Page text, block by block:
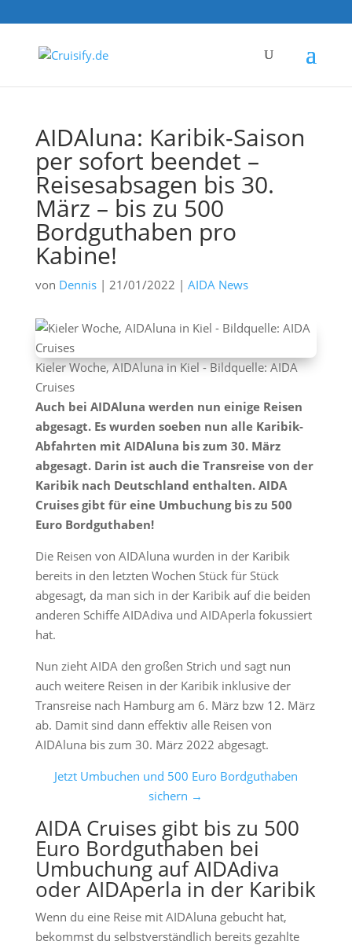
AIDAluna: Karibik-Saison
per sofort beendet –
Reisesabsagen bis 30.
März – bis zu 500
Bordguthaben pro
Kabine!
von Dennis| 21/01/2022 | AIDA News
Kieler Woche, AIDAluna in Kiel - Bildquelle: AIDA
Cruises
Auch bei AIDAluna werden nun einige Reisen
abgesagt. Es wurden soeben nun alle Karibik-
Abfahrten mit AIDAluna bis zum 30. März
abgesagt. Darin ist auch die Transreise von der
Karibik nach Deutschland enthalten. AIDA
Cruises gibt für eine Umbuchung bis zu 500
Euro Bordguthaben!
Die Reisen von AIDAluna wurden in der Karibik
bereits in den letzten Wochen Stück für Stück
abgesagt, da man sich in der Karibik auf die beiden
anderen Schiffe AIDAdiva und AIDAperla fokussiert
hat.
Nun zieht AIDA den großen Strich und sagt nun
auch weitere Reisen in der Karibik inklusive der
Transreise nach Hamburg am 6. März bzw 12. März
ab. Damit sind dann effektiv alle Reisen von
AIDAluna bis zum 30. März 2022 abgesagt.
Jetzt Umbuchen und 500 Euro Bordguthaben
sichern →
AIDA Cruises gibt bis zu 500
Euro Bordguthaben bei
Umbuchung auf AIDAdiva
oder AIDAperla in der Karibik
Wenn du eine Reise mit AIDAluna gebucht hat,
bekommst du selbstverständlich bereits gezahlte